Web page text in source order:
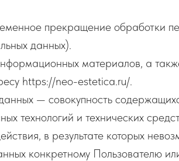
прекращение обработки
данных).
материалов, а
https://neo-estetica.ru/.
— совокупность
технологий и технических
в результате которых
конкретному Пользователю